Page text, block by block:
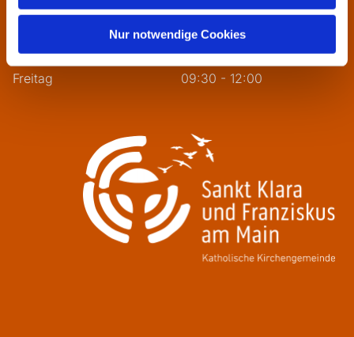
Nur notwendige Cookies
Dienstag
09:30 - 12:00
13:30 - 16:00
Donnerstag
09:30 - 12:00
Freitag
09:30 - 12:00